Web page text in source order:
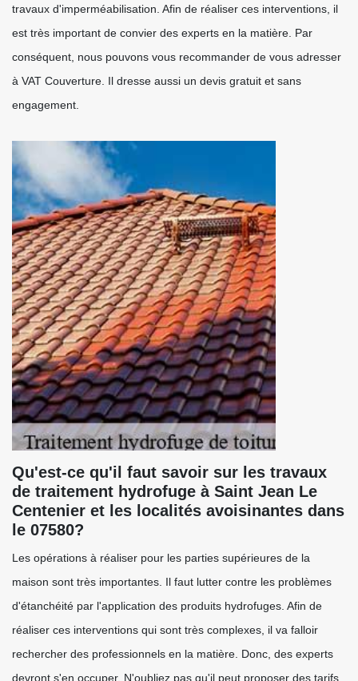
travaux d'imperméabilisation. Afin de réaliser ces interventions, il
est très important de convier des experts en la matière. Par
conséquent, nous pouvons vous recommander de vous adresser
à VAT Couverture. Il dresse aussi un devis gratuit et sans
engagement.
Qu'est-ce qu'il faut savoir sur les travaux
de traitement hydrofuge à Saint Jean Le
Centenier et les localités avoisinantes dans
le 07580?
Les opérations à réaliser pour les parties supérieures de la
maison sont très importantes. Il faut lutter contre les problèmes
d'étanchéité par l'application des produits hydrofuges. Afin de
réaliser ces interventions qui sont très complexes, il va falloir
rechercher des professionnels en la matière. Donc, des experts
devront s'en occuper. N'oubliez pas qu'il peut proposer des tarifs